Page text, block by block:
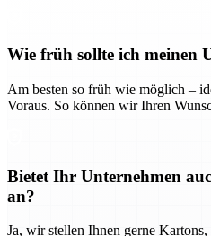
Wie früh sollte ich meinen
Am besten so früh wie möglich –
Voraus. So können wir Ihren
Bietet Ihr Unternehmen
an?
Ja, wir stellen Ihnen gerne